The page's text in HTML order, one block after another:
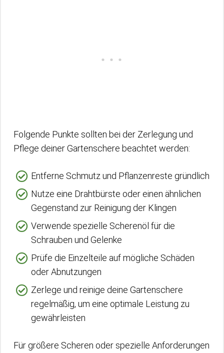
Folgende Punkte sollten bei der Zerlegung und
Pflege deiner Gartenschere beachtet werden:
Entferne Schmutz und Pflanzenreste gründlich
Nutze eine Drahtbürste oder einen ähnlichen
Gegenstand zur Reinigung der Klingen
Verwende spezielle Scherenöl für die
Schrauben und Gelenke
Prüfe die Einzelteile auf mögliche Schäden
oder Abnutzungen
Zerlege und reinige deine Gartenschere
regelmäßig, um eine optimale Leistung zu
gewährleisten
Für größere Scheren oder spezielle Anforderungen